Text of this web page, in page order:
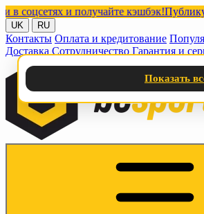
и получайте кэшбэк!Публикуйте
UK RU
Контакты Оплата и кредитование
Доставка Сотрудничество Гарантия и
Показать